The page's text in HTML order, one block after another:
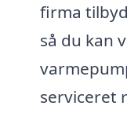
firma
så du kan
serviceret